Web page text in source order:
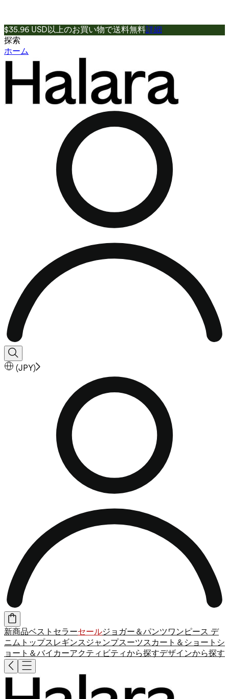
$35.96 USD以上のお買い物で送料無料詳細
探索
ホーム
(JPY)
新商品ベストセラーセールジョガー＆パンツワンピース デ
ニム トップス レギンス ジャンプスーツスカート＆ショート シ
ョート＆バイカーアクティビティから探すデザインから探す